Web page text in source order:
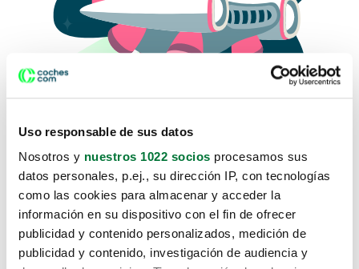
Uso responsable de sus datos
Nosotros y nuestros 1022 socios procesamos sus
datos personales, p.ej., su dirección IP, con tecnologías
como las cookies para almacenar y acceder la
información en su dispositivo con el fin de ofrecer
publicidad y contenido personalizados, medición de
publicidad y contenido, investigación de audiencia y
Lo sentimos, no sabemos como
te hemos traido hasta aquí.